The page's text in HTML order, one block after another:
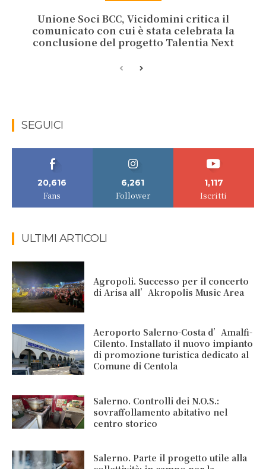
Unione Soci BCC, Vicidomini critica il
comunicato con cui è stata celebrata la
conclusione del progetto Talentia Next
SEGUICI
20,616
Fans
6,261
Follower
1,117
Iscritti
ULTIMI ARTICOLI
Agropoli. Successo per il concerto
di Arisa all’Akropolis Music Area
Aeroporto Salerno-Costa d’Amalfi-
Cilento. Installato il nuovo impianto
di promozione turistica dedicato al
Comune di Centola
Salerno. Controlli dei N.O.S.:
sovraffollamento abitativo nel
centro storico
Salerno. Parte il progetto utile alla